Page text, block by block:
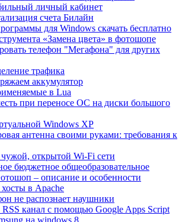
личный кабинет
счета Билайн
для Windows скачать бесплатно
«Замена цвета» в фотошопе
телефон "Мегафона" для других
трафика
аккумулятор
в Lua
при переносе ОС на диски большого
Windows ХР
антенна своими руками: требования к
открытой Wi-Fi сети
бюджетное общеобразовательное
– описание и особенности
в Apache
не распознает наушники
RSS канал с помощью Google Apps Script
на windows 8